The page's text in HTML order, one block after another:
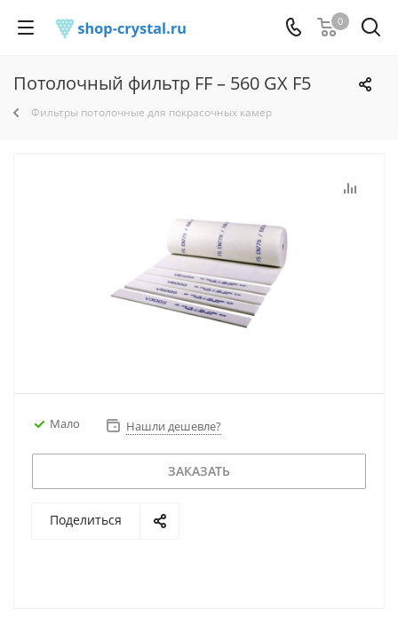
0
Потолочный фильтр FF – 560 GX F5
Фильтры потолочные для покрасочных камер
Мало Нашли дешевле?
ЗАКАЗАТЬ
Поделиться